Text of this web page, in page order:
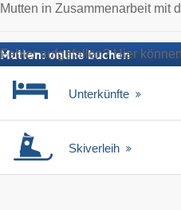
Mutten in Zusammenarbeit mit
Fehler aufgefallen? Hier
Mutten: online buchen
Unterkünfte
Skiverleih